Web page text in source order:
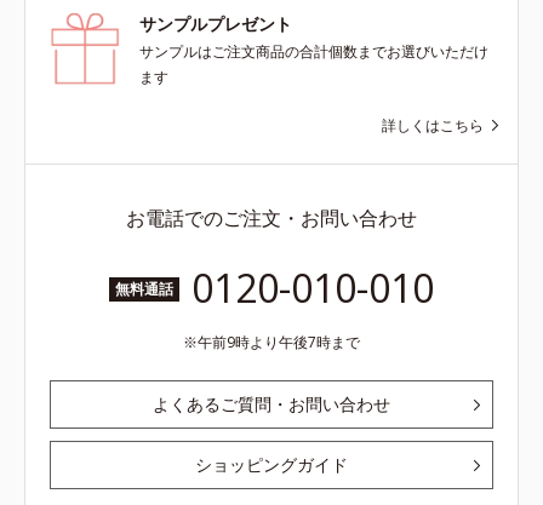
サンプルプレゼント
サンプルはご注文商品の合計個数までお選びいただけ
ます
詳しくはこちら
お電話でのご注文・お問い合わせ
無料通話 0120-010-010
午前9時より午後7時まで
よくあるご質問・お問い合わせ
ショッピングガイド